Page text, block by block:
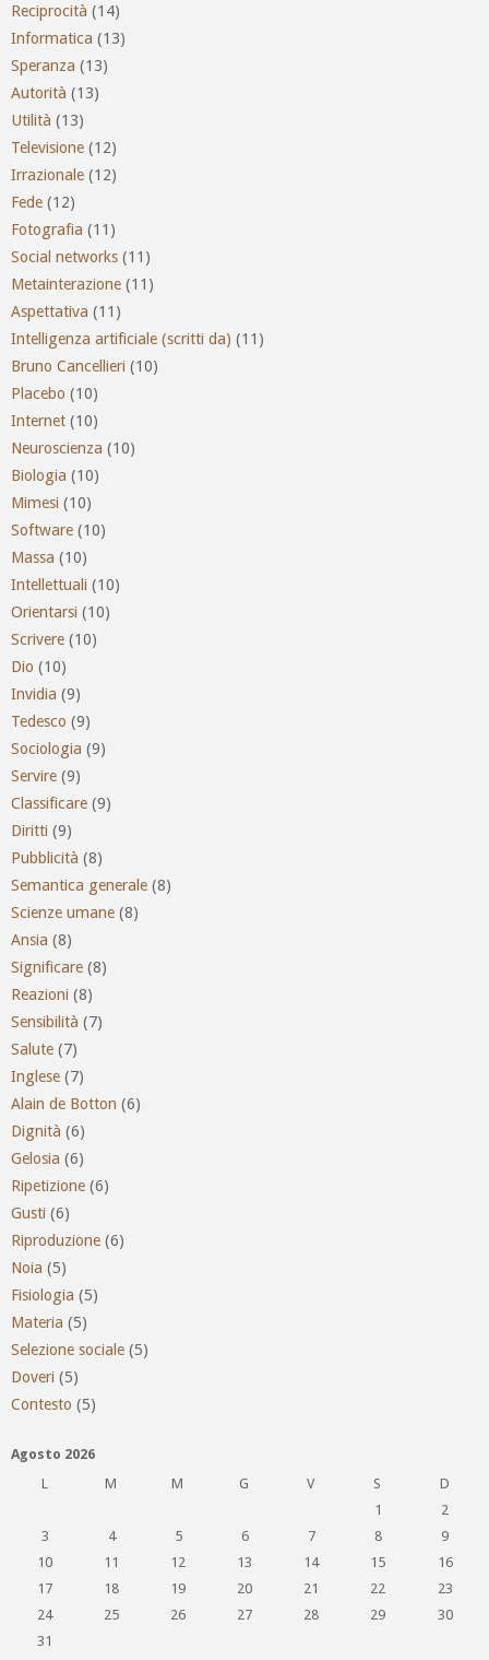
Reciprocità (14)
Informatica (13)
Speranza (13)
Autorità (13)
Utilità (13)
Televisione (12)
Irrazionale (12)
Fede (12)
Fotografia (11)
Social networks (11)
Metainterazione (11)
Aspettativa (11)
Intelligenza artificiale (scritti da) (11)
Bruno Cancellieri (10)
Placebo (10)
Internet (10)
Neuroscienza (10)
Biologia (10)
Mimesi (10)
Software (10)
Massa (10)
Intellettuali (10)
Orientarsi (10)
Scrivere (10)
Dio (10)
Invidia (9)
Tedesco (9)
Sociologia (9)
Servire (9)
Classificare (9)
Diritti (9)
Pubblicità (8)
Semantica generale (8)
Scienze umane (8)
Ansia (8)
Significare (8)
Reazioni (8)
Sensibilità (7)
Salute (7)
Inglese (7)
Alain de Botton (6)
Dignità (6)
Gelosia (6)
Ripetizione (6)
Gusti (6)
Riproduzione (6)
Noia (5)
Fisiologia (5)
Materia (5)
Selezione sociale (5)
Doveri (5)
Contesto (5)
Agosto 2026
L
M M G V S
D
1
2
3
4 5 6 7 8
9
10
11 12 13 14 15
16
17
18 19 20 21 22
23
24
25 26 27 28 29
30
31